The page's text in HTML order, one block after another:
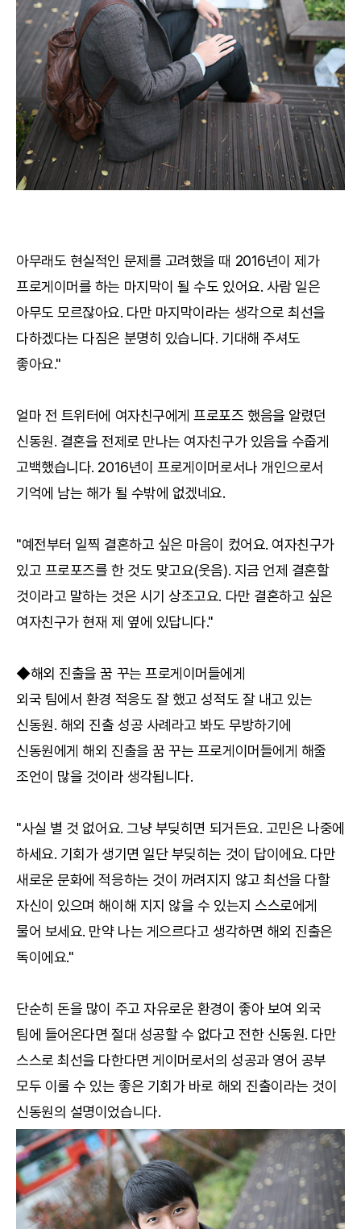
아무래도 현실적인 문제를 고려했을 때 2016년이 제가
프로게이머를 하는 마지막이 될 수도 있어요. 사람 일은
아무도 모르잖아요. 다만 마지막이라는 생각으로 최선을
다하겠다는 다짐은 분명히 있습니다. 기대해 주셔도
좋아요."
얼마 전 트위터에 여자친구에게 프로포즈 했음을 알렸던
신동원. 결혼을 전제로 만나는 여자친구가 있음을 수줍게
고백했습니다. 2016년이 프로게이머로서나 개인으로서
기억에 남는 해가 될 수밖에 없겠네요.
"예전부터 일찍 결혼하고 싶은 마음이 컸어요. 여자친구가
있고 프로포즈를 한 것도 맞고요(웃음). 지금 언제 결혼할
것이라고 말하는 것은 시기 상조고요. 다만 결혼하고 싶은
여자친구가 현재 제 옆에 있답니다."
◆해외 진출을 꿈 꾸는 프로게이머들에게
외국 팀에서 환경 적응도 잘 했고 성적도 잘 내고 있는
신동원. 해외 진출 성공 사례라고 봐도 무방하기에
신동원에게 해외 진출을 꿈 꾸는 프로게이머들에게 해줄
조언이 많을 것이라 생각됩니다.
"사실 별 것 없어요. 그냥 부딪히면 되거든요. 고민은 나중에
하세요. 기회가 생기면 일단 부딪히는 것이 답이에요. 다만
새로운 문화에 적응하는 것이 꺼려지지 않고 최선을 다할
자신이 있으며 해이해 지지 않을 수 있는지 스스로에게
물어 보세요. 만약 나는 게으르다고 생각하면 해외 진출은
독이에요."
단순히 돈을 많이 주고 자유로운 환경이 좋아 보여 외국
팀에 들어온다면 절대 성공할 수 없다고 전한 신동원. 다만
스스로 최선을 다한다면 게이머로서의 성공과 영어 공부
모두 이룰 수 있는 좋은 기회가 바로 해외 진출이라는 것이
신동원의 설명이었습니다.